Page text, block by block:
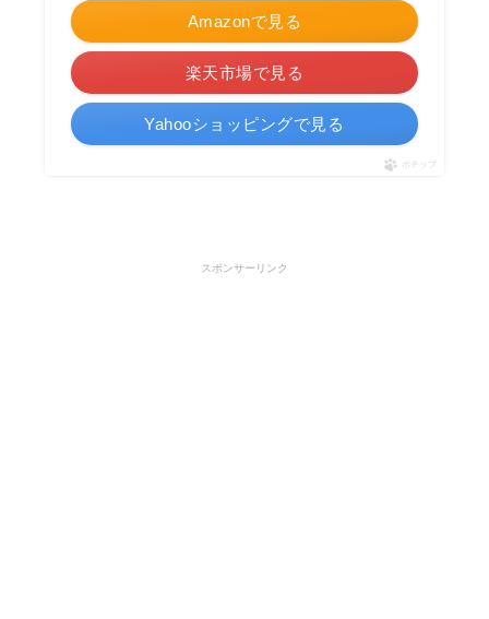
Amazonで見る
楽天市場で見る
Yahooショッピングで見る
ポチップ
スポンサーリンク